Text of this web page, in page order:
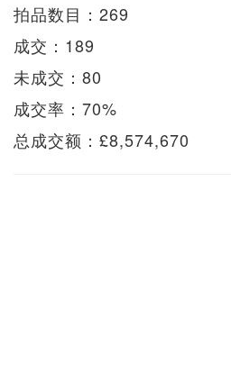
拍品数目：269
成交：189
未成交：80
成交率：70%
总成交额：£8,574,670